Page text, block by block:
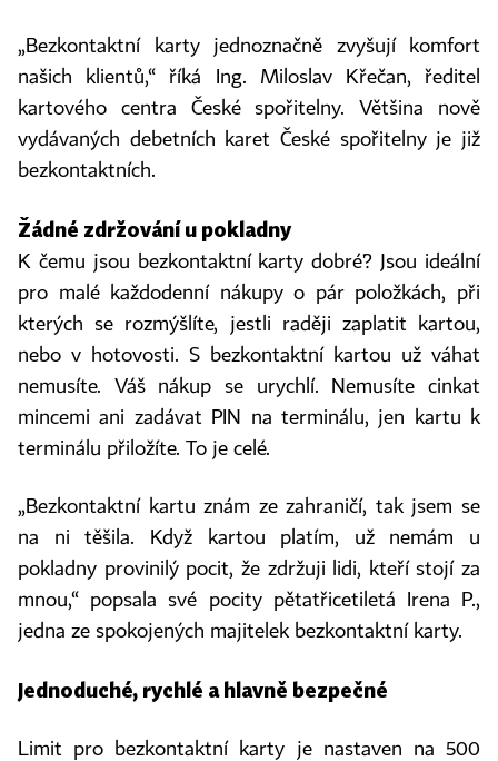
„Bezkontaktní karty jednoznačně zvyšují komfort
našich klientů,“ říká Ing. Miloslav Křečan, ředitel
kartového centra České spořitelny. Většina nově
vydávaných debetních karet České spořitelny je již
bezkontaktních.
Žádné zdržování u pokladny
K čemu jsou bezkontaktní karty dobré? Jsou ideální
pro malé každodenní nákupy o pár položkách, při
kterých se rozmýšlíte, jestli raději zaplatit kartou,
nebo v hotovosti. S bezkontaktní kartou už váhat
nemusíte. Váš nákup se urychlí. Nemusíte cinkat
mincemi ani zadávat PIN na terminálu, jen kartu k
terminálu přiložíte. To je celé.
„Bezkontaktní kartu znám ze zahraničí, tak jsem se
na ni těšila. Když kartou platím, už nemám u
pokladny provinilý pocit, že zdržuji lidi, kteří stojí za
mnou,“ popsala své pocity pětatřicetiletá Irena P.,
jedna ze spokojených majitelek bezkontaktní karty.
Jednoduché, rychlé a hlavně bezpečné
Limit pro bezkontaktní karty je nastaven na 500